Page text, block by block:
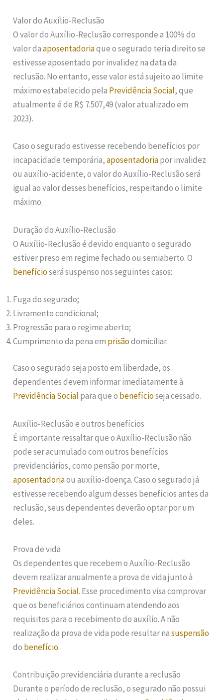
Valor do Auxílio-Reclusão
O valor do Auxílio-Reclusão corresponde a 100% do
valor daaposentadoriaque o segurado teria direito se
estivesse aposentado por invalidez na data da
reclusão. No entanto, esse valor está sujeito ao limite
máximo estabelecido pela Previdência Social, que
atualmente é de R$ 7.507,49 (valor atualizado em
2023).
Caso o segurado estivesse recebendo benefícios por
incapacidade temporária,aposentadoriapor invalidez
ou auxílio-acidente, o valor do Auxílio-Reclusão será
igual ao valor desses benefícios, respeitando o limite
máximo.
Duração do Auxílio-Reclusão
O Auxílio-Reclusão é devido enquanto o segurado
estiver preso em regime fechado ou semiaberto. O
benefícioserá suspenso nos seguintes casos:
Fuga do segurado;
Livramento condicional;
Progressão para o regime aberto;
Cumprimento da pena em prisãodomiciliar.
Caso o segurado seja posto em liberdade, os
dependentes devem informar imediatamente à
Previdência Social para que o benefícioseja cessado.
Auxílio-Reclusão e outros benefícios
É importante ressaltar que o Auxílio-Reclusão não
pode ser acumulado com outros benefícios
previdenciários, como pensão por morte,
aposentadoriaou auxílio-doença. Caso o segurado já
estivesse recebendo algum desses benefícios antes da
reclusão, seus dependentes deverão optar por um
deles.
Prova de vida
Os dependentes que recebem o Auxílio-Reclusão
devem realizar anualmente a prova de vida junto à
Previdência Social. Esse procedimento visa comprovar
que os beneficiários continuam atendendo aos
requisitos para o recebimento do auxílio. A não
realização da prova de vida pode resultar nasuspensão
do benefício.
Contribuição previdenciária durante a reclusão
Durante o período de reclusão, o segurado não possui